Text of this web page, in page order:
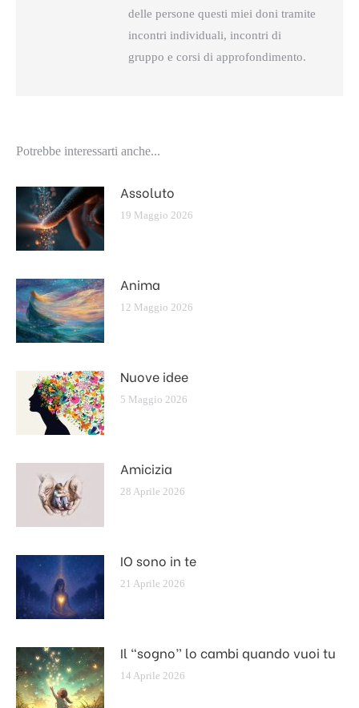
delle persone questi miei doni tramite
incontri individuali, incontri di
gruppo e corsi di approfondimento.
Potrebbe interessarti anche...
Assoluto
19 Maggio 2026
Anima
12 Maggio 2026
Nuove idee
5 Maggio 2026
Amicizia
28 Aprile 2026
IO sono in te
21 Aprile 2026
Il “sogno” lo cambi quando vuoi tu
14 Aprile 2026